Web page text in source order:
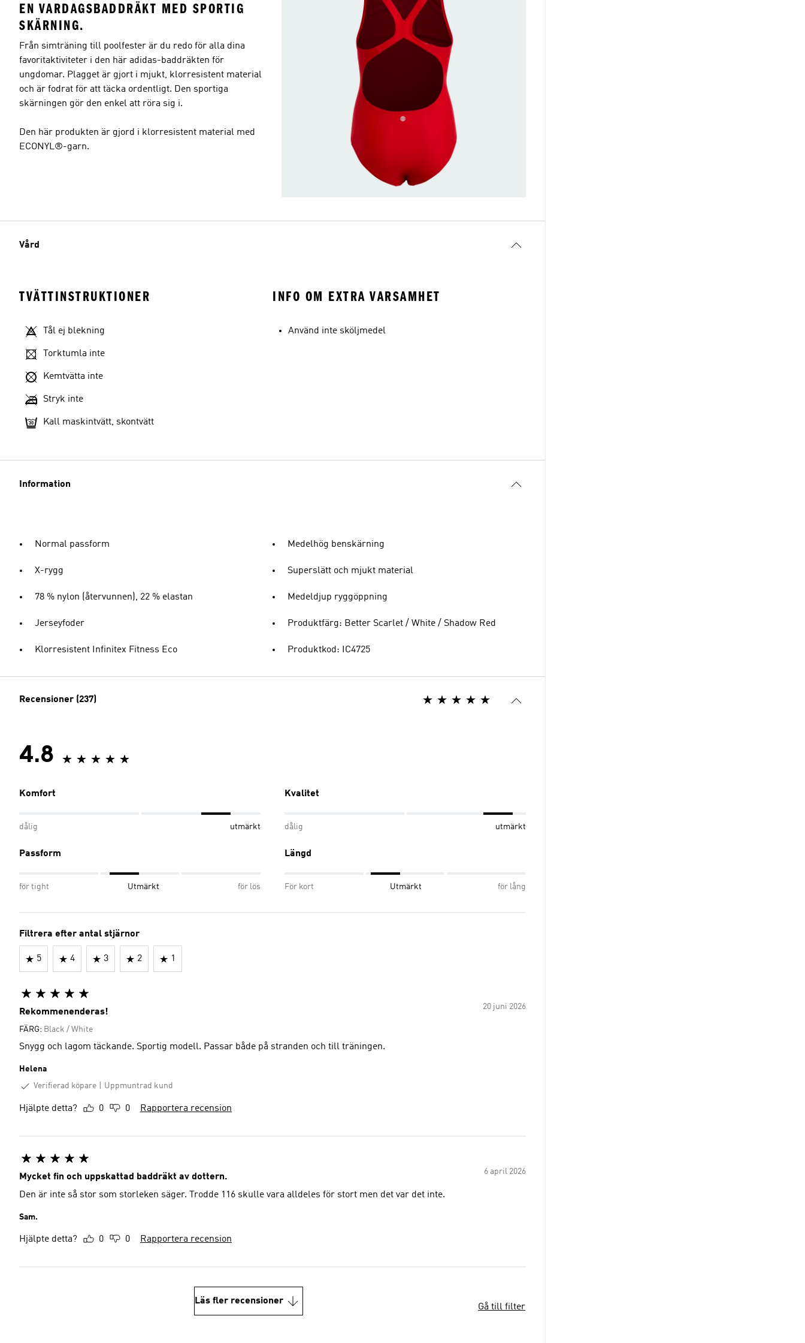
EN VARDAGSBADDRÄKT MED SPORTIG
SKÄRNING.
Från simträning till poolfester är du redo för alla dina
favoritaktiviteter i den här adidas-baddräkten för
ungdomar. Plagget är gjort i mjukt, klorresistent material
och är fodrat för att täcka ordentligt. Den sportiga
skärningen gör den enkel att röra sig i.
Den här produkten är gjord i klorresistent material med
ECONYL®-garn.
Vård
TVÄTTINSTRUKTIONER
Tål ej blekning
Torktumla inte
Kemtvätta inte
Stryk inte
Kall maskintvätt, skontvätt
INFO OM EXTRA VARSAMHET
Använd inte sköljmedel
Information
Normal passform
X-rygg
78 % nylon (återvunnen), 22 % elastan
Jerseyfoder
Klorresistent Infinitex Fitness Eco
Medelhög benskärning
Superslätt och mjukt material
Medeldjup ryggöppning
Produktfärg: Better Scarlet / White / Shadow Red
Produktkod: IC4725
Recensioner (237)
4.8
Komfort
dålig utmärkt
Kvalitet
dålig utmärkt
Passform
för tight Utmärkt för lös
Längd
För kort Utmärkt för lång
Filtrera efter antal stjärnor
5 4 3 2 1
20 juni 2026
Rekommenenderas!
FÄRG: Black / White
Snygg och lagom täckande. Sportig modell. Passar både på stranden och till träningen.
Helena
Verifierad köpare
Uppmuntrad kund
Hjälpte detta? 0 0 Rapportera recension
6 april 2026
Mycket fin och uppskattad baddräkt av dottern.
Den är inte så stor som storleken säger. Trodde 116 skulle vara alldeles för stort men det var det inte.
Sam.
Hjälpte detta? 0 0 Rapportera recension
Läs fler recensioner
Gå till filter